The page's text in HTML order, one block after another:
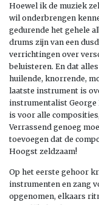
Hoewel ik de muziek
wil onderbrengen
gedurende het gehele
drums zijn van een
verrichtingen over
beluisteren. En dat
huilende, knorrende,
laatste instrument is
instrumentalist George
is voor alle
Verrassend genoeg
toevoegen dat de
Hoogst zeldzaam!
Op het eerste gehoor
instrumenten en zang
opgenomen, elkaars